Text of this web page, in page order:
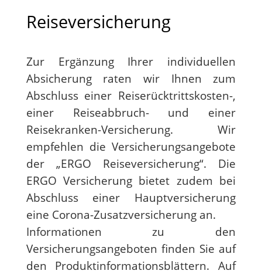
Reiseversicherung
Zur Ergänzung Ihrer individuellen
Absicherung raten wir Ihnen zum
Abschluss einer Reiserücktrittskosten-,
einer Reiseabbruch- und einer
Reisekranken-Versicherung. Wir
empfehlen die Versicherungsangebote
der „ERGO Reiseversicherung“. Die
ERGO Versicherung bietet zudem bei
Abschluss einer Hauptversicherung
eine Corona-Zusatzversicherung an.
Informationen zu den
Versicherungsangeboten finden Sie auf
den Produktinformationsblättern. Auf